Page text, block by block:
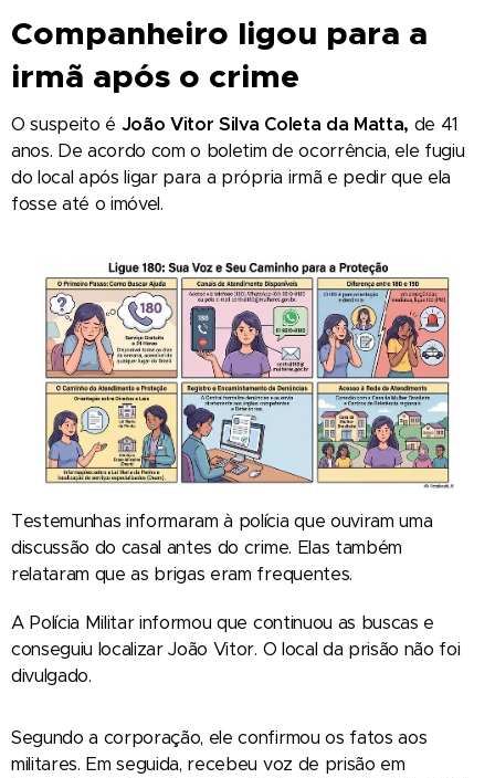
Companheiro ligou para a
irmã após o crime
O suspeito é João Vitor Silva Coleta da Matta, de 41
anos. De acordo com o boletim de ocorrência, ele fugiu
do local após ligar para a própria irmã e pedir que ela
fosse até o imóvel.
Testemunhas informaram à polícia que ouviram uma
discussão do casal antes do crime. Elas também
relataram que as brigas eram frequentes.
A Polícia Militar informou que continuou as buscas e
conseguiu localizar João Vitor. O local da prisão não foi
divulgado.
Segundo a corporação, ele confirmou os fatos aos
militares. Em seguida, recebeu voz de prisão em